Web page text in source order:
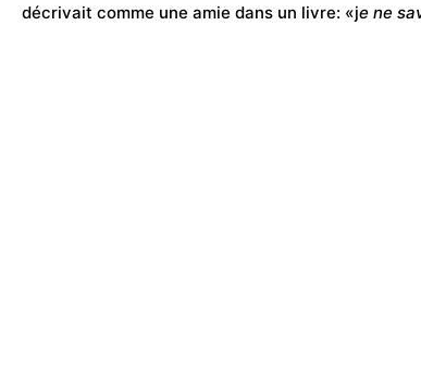
décrivait comme une amie dans un livre: «je ne